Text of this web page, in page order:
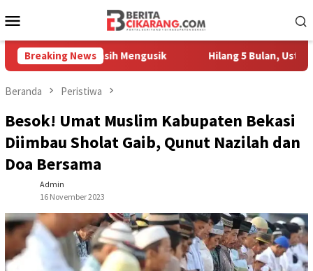
ke
Mobile
Breaking News
Masih Mengusik Hilang 5 Bulan, Ustadz Ujang
Beranda Peristiwa
Besok! Umat Muslim Kabupaten Bekasi
Diimbau Sholat Gaib, Qunut Nazilah dan
Doa Bersama
Admin
16 November 2023